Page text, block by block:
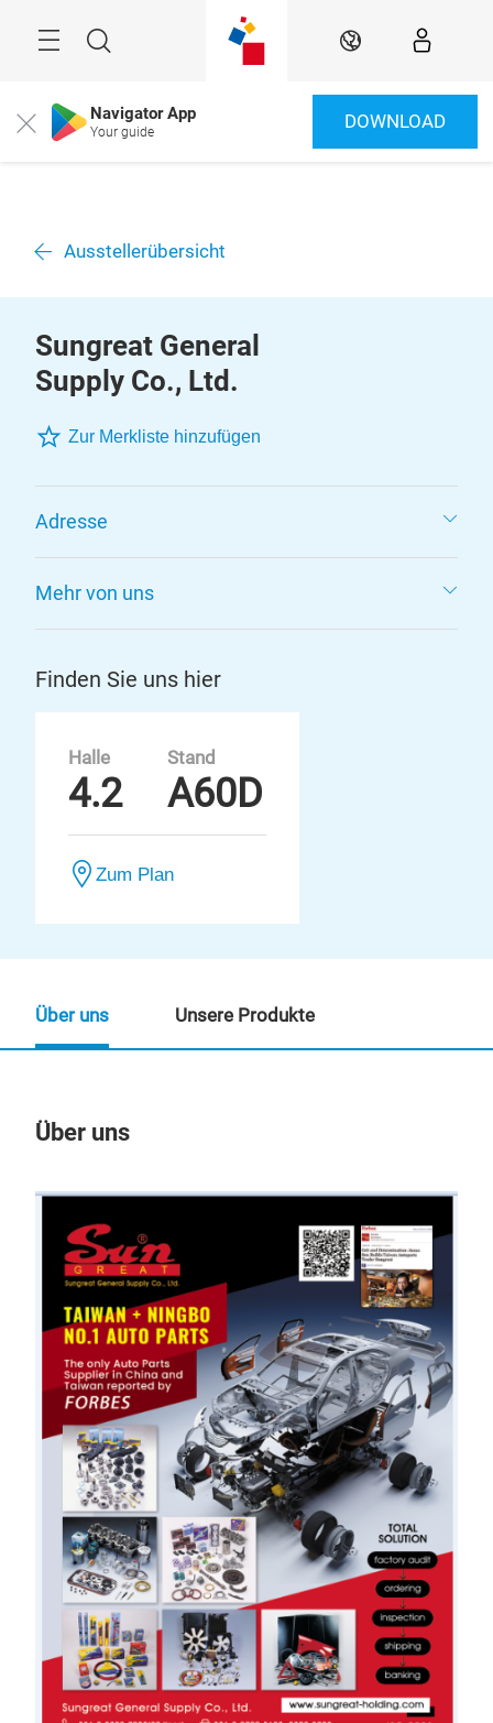
Suche DE
Close Navigator App
Your guide DOWNLOAD
Ausstellerübersicht
Sungreat General
Supply Co., Ltd.
Zur Merkliste hinzufügen
Adresse
Mehr von uns
Finden Sie uns hier
Halle
4.2
Stand
A60D
Zum Plan
Über uns
Über uns Unsere Produkte